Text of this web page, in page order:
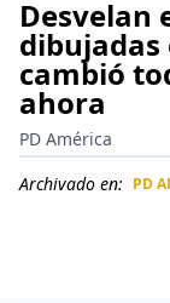
Desvelan
dibujadas
cambió
ahora
PD América
Archivado en: PD